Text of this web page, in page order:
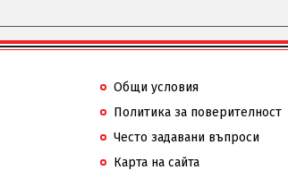
Общи условия
Политика за поверителност
Често задавани въпроси
Карта на сайта